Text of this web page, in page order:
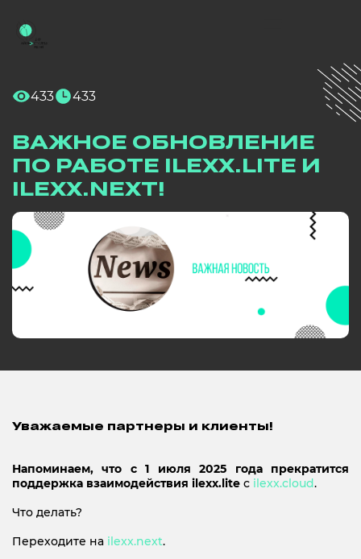
433 433
ВАЖНОЕ ОБНОВЛЕНИЕ
ПО РАБОТЕ ILEXX.LITE И
ILEXX.NEXT!
Уважаемые партнеры и клиенты!
Напоминаем, что с 1 июля 2025 года прекратится
поддержка взаимодействия ilexx.lite с ilexx.cloud.
Что делать?
Переходите на ilexx.next.